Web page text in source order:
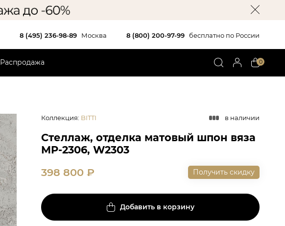
8 (495) 236-98-89 Москва 8 (800) 200-97-99 бесплатно по России
Распродажа 0
Коллекция: BITTI в наличии
Стеллаж, отделка матовый шпон вяза
MP-2306, W2303
398 800 ₽ Получить скидку
Добавить в корзину